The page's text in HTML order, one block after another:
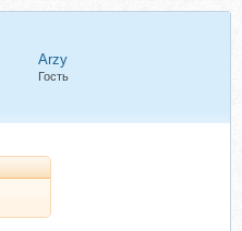
Arzy
Гость